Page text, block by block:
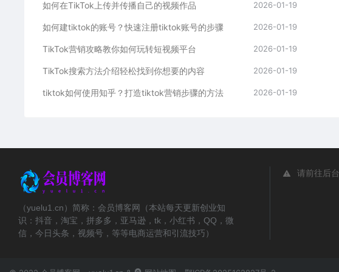
如何在TikTok上传并传播自己的视频作品 2026-01-19
如何建tiktok的账号？快速注册tiktok账号的步骤 2026-01-19
TikTok营销攻略教你如何玩转短视频平台 2026-01-19
TikTok搜索方法介绍轻松找到你想要的内容 2026-01-19
tiktok如何使用知乎？打造tiktok营销步骤的方法 2026-01-19
（yuelu1.cn）简称：会员博客网（本站每天更新创业知
识：抖音，淘宝，拼多多，亚马逊，tk，小红书，QQ，微
信，今日头条，视频号，等等电商运营和引流技巧）
请前往后台